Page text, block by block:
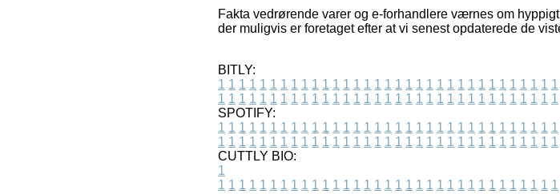
Fakta vedrørende varer og e-forhandlere værnes om
der muligvis er foretaget efter at vi senest opdaterede de
BITLY:
1 1 1 1 1 1 1 1 1 1 1 1 1 1 1 1 1 1 1 1 1 1 1 1 1 1 1 1 1 1 1 1 1
1 1 1 1 1 1 1 1 1 1 1 1 1 1 1 1 1 1 1 1 1 1 1 1 1 1 1 1 1 1 1 1 1
SPOTIFY:
1 1 1 1 1 1 1 1 1 1 1 1 1 1 1 1 1 1 1 1 1 1 1 1 1 1 1 1 1 1 1 1 1
1 1 1 1 1 1 1 1 1 1 1 1 1 1 1 1 1 1 1 1 1 1 1 1 1 1 1 1 1 1 1 1 1
CUTTLY BIO:
1
1 1 1 1 1 1 1 1 1 1 1 1 1 1 1 1 1 1 1 1 1 1 1 1 1 1 1 1 1 1 1 1 1